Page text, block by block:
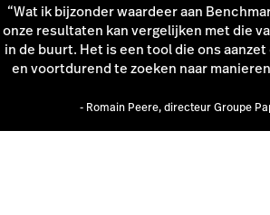
“Wat ik bijzonder waardeer aan
onze resultaten kan vergelijken met die
in de buurt. Het is een tool die ons
en voortdurend te zoeken naar
- Romain Peere, directeur Groupe